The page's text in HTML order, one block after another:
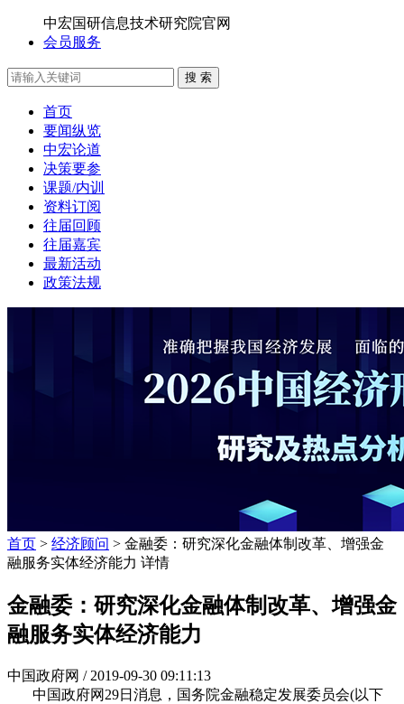
中宏国研信息技术研究院官网
会员服务
搜 索
首页
要闻纵览
中宏论道
决策要参
课题/内训
资料订阅
往届回顾
往届嘉宾
最新活动
政策法规
首页 > 经济顾问 > 金融委：研究深化金融体制改革、增强金
融服务实体经济能力 详情
金融委：研究深化金融体制改革、增强金
融服务实体经济能力
中国政府网 / 2019-09-30 09:11:13
中国政府网29日消息，国务院金融稳定发展委员会(以下